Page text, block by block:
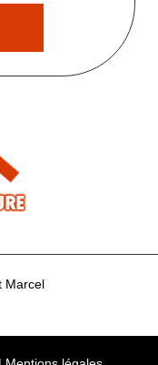
Marcel